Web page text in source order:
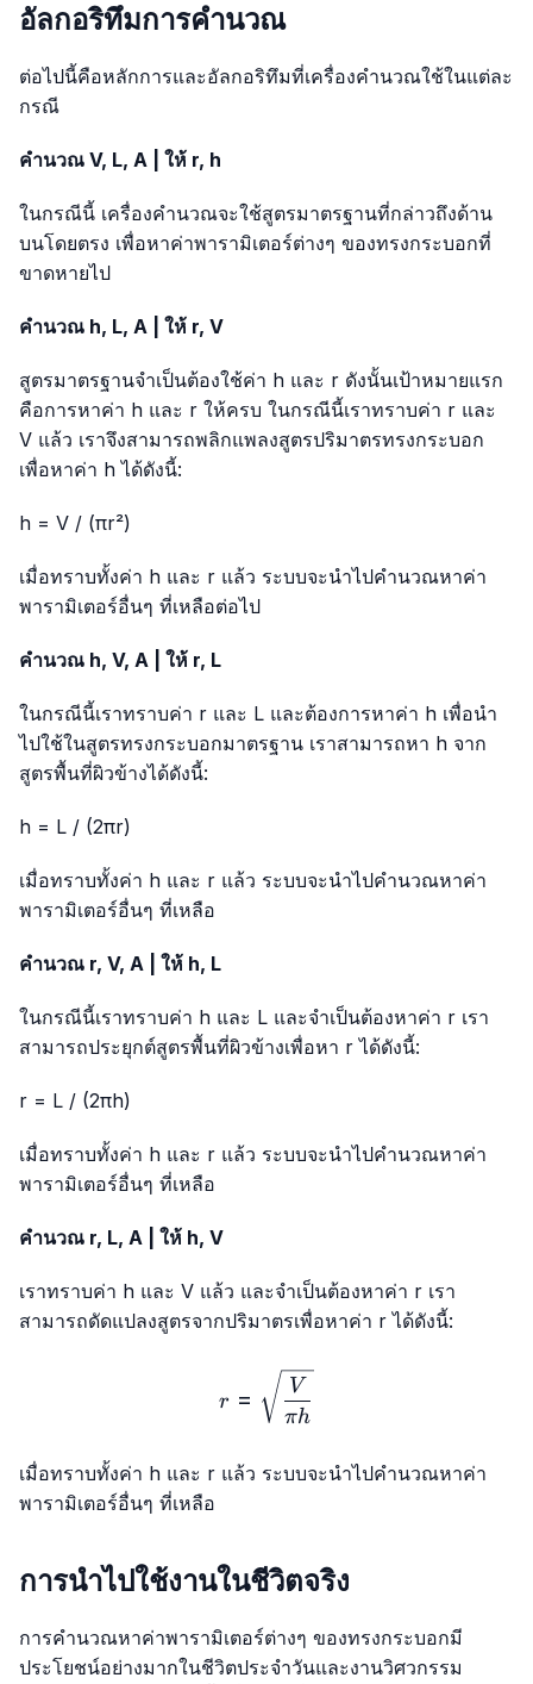
อัลกอริทึมการคำนวณ
ต่อไปนี้คือหลักการและอัลกอริทึมที่เครื่องคำนวณใช้ในแต่ละ
กรณี
คำนวณ V, L, A | ให้ r, h
ในกรณีนี้ เครื่องคำนวณจะใช้สูตรมาตรฐานที่กล่าวถึงด้าน
บนโดยตรง เพื่อหาค่าพารามิเตอร์ต่างๆ ของทรงกระบอกที่
ขาดหายไป
คำนวณ h, L, A | ให้ r, V
สูตรมาตรฐานจำเป็นต้องใช้ค่า h และ r ดังนั้นเป้าหมายแรก
คือการหาค่า h และ r ให้ครบ ในกรณีนี้เราทราบค่า r และ
V แล้ว เราจึงสามารถพลิกแพลงสูตรปริมาตรทรงกระบอก
เพื่อหาค่า h ได้ดังนี้:
h = V / (πr²)
เมื่อทราบทั้งค่า h และ r แล้ว ระบบจะนำไปคำนวณหาค่า
พารามิเตอร์อื่นๆ ที่เหลือต่อไป
คำนวณ h, V, A | ให้ r, L
ในกรณีนี้เราทราบค่า r และ L และต้องการหาค่า h เพื่อนำ
ไปใช้ในสูตรทรงกระบอกมาตรฐาน เราสามารถหา h จาก
สูตรพื้นที่ผิวข้างได้ดังนี้:
h = L / (2πr)
เมื่อทราบทั้งค่า h และ r แล้ว ระบบจะนำไปคำนวณหาค่า
พารามิเตอร์อื่นๆ ที่เหลือ
คำนวณ r, V, A | ให้ h, L
ในกรณีนี้เราทราบค่า h และ L และจำเป็นต้องหาค่า r เรา
สามารถประยุกต์สูตรพื้นที่ผิวข้างเพื่อหา r ได้ดังนี้:
r = L / (2πh)
เมื่อทราบทั้งค่า h และ r แล้ว ระบบจะนำไปคำนวณหาค่า
พารามิเตอร์อื่นๆ ที่เหลือ
คำนวณ r, L, A | ให้ h, V
เราทราบค่า h และ V แล้ว และจำเป็นต้องหาค่า r เรา
สามารถดัดแปลงสูตรจากปริมาตรเพื่อหาค่า r ได้ดังนี้:
r=\sqrt{\frac{V}{πh}}
r =
πh
V
เมื่อทราบทั้งค่า h และ r แล้ว ระบบจะนำไปคำนวณหาค่า
พารามิเตอร์อื่นๆ ที่เหลือ
การนำไปใช้งานในชีวิตจริง
การคำนวณหาค่าพารามิเตอร์ต่างๆ ของทรงกระบอกมี
ประโยชน์อย่างมากในชีวิตประจำวันและงานวิศวกรรม